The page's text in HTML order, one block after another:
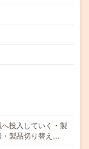
投入していく・製
・製品切り替え…